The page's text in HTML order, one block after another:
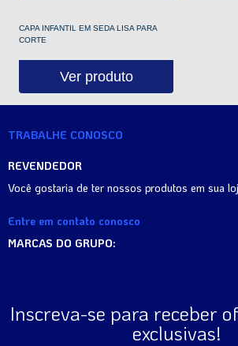
CAPA INFANTIL EM SEDA LISA PARA
CORTE
Ver produto
TRABALHE CONOSCO
REVENDEDOR
Você gostaria de ter nossos produtos em sua
Entre em contato conosco
MARCAS DO GRUPO:
Inscreva-se para receber
exclusivas!